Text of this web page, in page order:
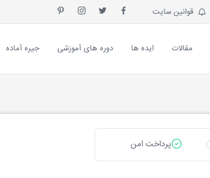
قوانین سایت
مقالات ایده ها دوره های آموزشی جیره آماده
پرداخت امن